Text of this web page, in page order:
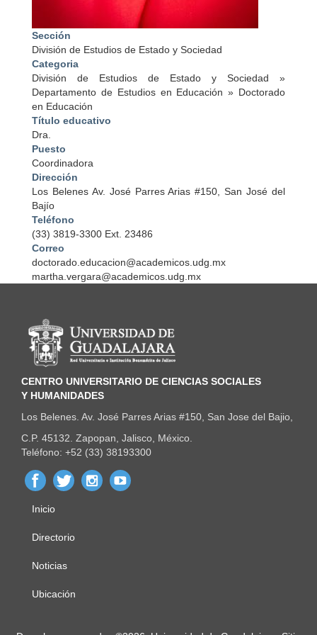
Sección
División de Estudios de Estado y Sociedad
Categoria
División de Estudios de Estado y Sociedad »
Departamento de Estudios en Educación » Doctorado
en Educación
Título educativo
Dra.
Puesto
Coordinadora
Dirección
Los Belenes Av. José Parres Arias #150, San José del
Bajío
Teléfono
(33) 3819-3300 Ext. 23486
Correo
doctorado.educacion@academicos.udg.mx
martha.vergara@academicos.udg.mx
Información del portal
CENTRO UNIVERSITARIO DE CIENCIAS SOCIALES
Y HUMANIDADES
Los Belenes. Av. José Parres Arias #150, San Jose del Bajio,
C.P. 45132. Zapopan, Jalisco, México.
Teléfono: +52 (33) 38193300
Menú
principal
Inicio
Directorio
Noticias
Ubicación